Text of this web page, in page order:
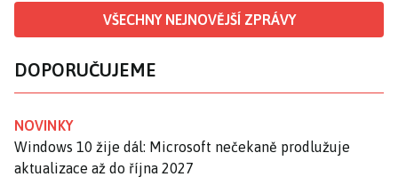
VŠECHNY NEJNOVĚJŠÍ ZPRÁVY
DOPORUČUJEME
NOVINKY
Windows 10 žije dál: Microsoft nečekaně prodlužuje
aktualizace až do října 2027